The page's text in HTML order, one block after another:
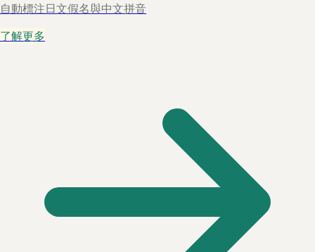
自動標注日文假名與中文拼音
了解更多